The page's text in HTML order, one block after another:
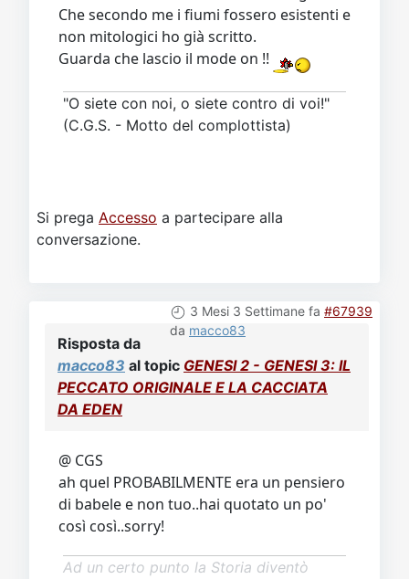
Che secondo me i fiumi fossero esistenti e
non mitologici ho già scritto.
Guarda che lascio il mode on !!
"O siete con noi, o siete contro di voi!"
(C.G.S. - Motto del complottista)
Si prega Accesso a partecipare alla
conversazione.
3 Mesi 3 Settimane fa #67939
da macco83
Risposta da
macco83 al topic GENESI 2 - GENESI 3: IL
PECCATO ORIGINALE E LA CACCIATA
DA EDEN
@ CGS
ah quel PROBABILMENTE era un pensiero
di babele e non tuo..hai quotato un po'
così così..sorry!
Ad un certo punto la Storia diventò